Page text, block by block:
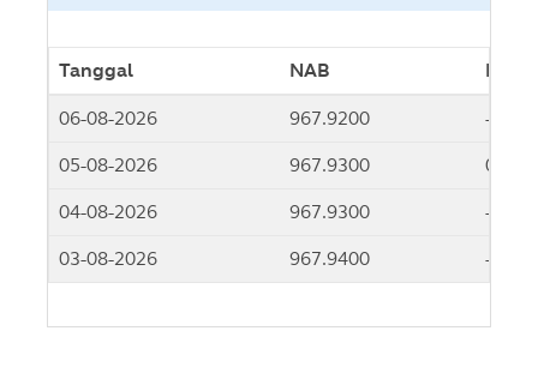
Tanggal NAB
06-08-2026 967.9200 -
05-08-2026 967.9300
04-08-2026 967.9300 -
03-08-2026 967.9400 -